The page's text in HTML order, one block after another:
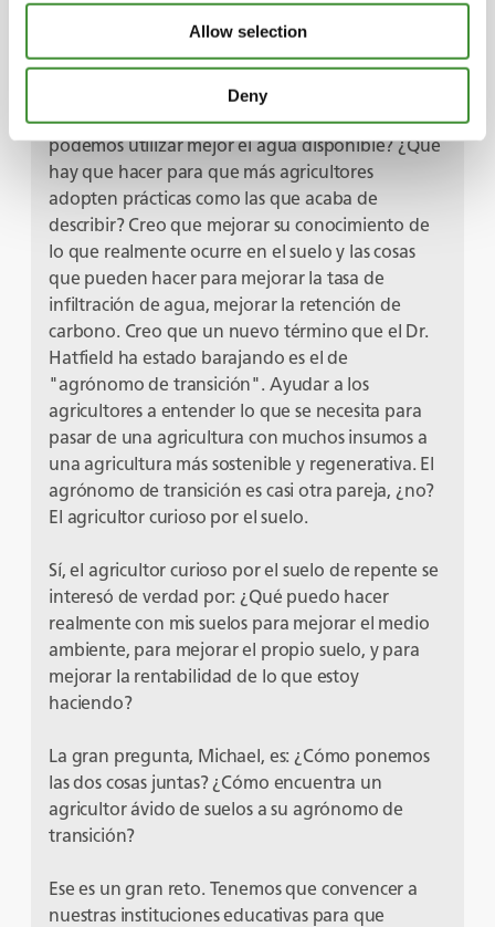
Allow selection
Deny
agua y su uso eficiente. Conozco a tu colega, el
Dr. Hatfield, que se ha ocupado de esto en
particular y de los beneficios que un aumento de
la materia orgánica puede aportar al suelo y a la
capacidad de retención de agua. Pero, ¿cómo
podemos utilizar mejor el agua disponible? ¿Qué
hay que hacer para que más agricultores
adopten prácticas como las que acaba de
describir? Creo que mejorar su conocimiento de
lo que realmente ocurre en el suelo y las cosas
que pueden hacer para mejorar la tasa de
infiltración de agua, mejorar la retención de
carbono. Creo que un nuevo término que el Dr.
Hatfield ha estado barajando es el de
"agrónomo de transición". Ayudar a los
agricultores a entender lo que se necesita para
pasar de una agricultura con muchos insumos a
una agricultura más sostenible y regenerativa. El
agrónomo de transición es casi otra pareja, ¿no?
El agricultor curioso por el suelo.
Sí, el agricultor curioso por el suelo de repente se
interesó de verdad por: ¿Qué puedo hacer
realmente con mis suelos para mejorar el medio
ambiente, para mejorar el propio suelo, y para
mejorar la rentabilidad de lo que estoy
haciendo?
La gran pregunta, Michael, es: ¿Cómo ponemos
las dos cosas juntas? ¿Cómo encuentra un
agricultor ávido de suelos a su agrónomo de
transición?
Ese es un gran reto. Tenemos que convencer a
nuestras instituciones educativas para que